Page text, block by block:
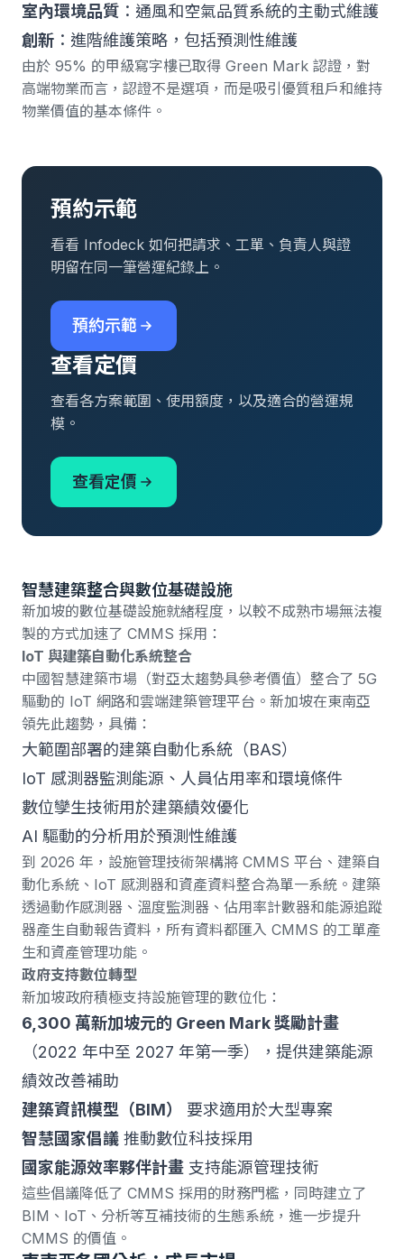
室內環境品質 ：通風和空氣品質系統的主動式維護
創新 ：進階維護策略，包括預測性維護
由於 95% 的甲級寫字樓已取得 Green Mark 認證 ，對
高端物業而言，認證不是選項，而是吸引優質租戶和維持
物業價值的基本條件。
預約示範
看看 Infodeck 如何把請求、工單、負責人與證
明留在同一筆營運紀錄上。
預約示範
查看定價
查看各方案範圍、使用額度，以及適合的營運規
模。
查看定價
智慧建築整合與數位基礎設施
新加坡的數位基礎設施就緒程度，以較不成熟市場無法複
製的方式加速了 CMMS 採用：
IoT 與建築自動化系統整合
中國智慧建築市場（對亞太趨勢具參考價值）整合了 5G
驅動的 IoT 網路和雲端建築管理平台 。新加坡在東南亞
領先此趨勢，具備：
大範圍部署的建築自動化系統（BAS）
IoT 感測器監測能源、人員佔用率和環境條件
數位孿生技術用於建築績效優化
AI 驅動的分析用於預測性維護
到 2026 年， 設施管理技術架構將 CMMS 平台、建築自
動化系統、IoT 感測器和資產資料整合為單一系統 。建築
透過動作感測器、溫度監測器、佔用率計數器和能源追蹤
器產生自動報告資料，所有資料都匯入 CMMS 的工單產
生和資產管理功能。
政府支持數位轉型
新加坡政府積極支持設施管理的數位化：
6,300 萬新加坡元的 Green Mark 獎勵計畫
（2022 年中至 2027 年第一季），提供建築能源
績效改善補助
建築資訊模型（BIM）
要求適用於大型專案
智慧國家倡議 推動數位科技採用
國家能源效率夥伴計畫 支持能源管理技術
這些倡議降低了 CMMS 採用的財務門檻，同時建立了
BIM、IoT、分析等互補技術的生態系統，進一步提升
CMMS 的價值。